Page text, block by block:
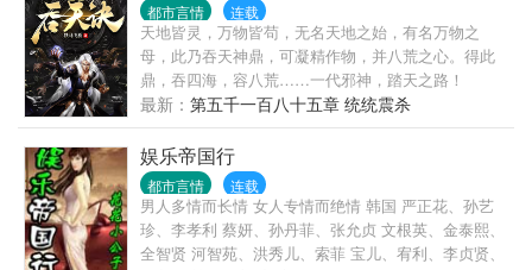
都市言情 连载
天地皆灵，万物皆苟，无名天地之始，有名万物之
母，此乃吞天神鼎，可凝精作物，并八荒之心。得此
鼎，吞四海，容八荒……一代邪神，踏天之路！
最新： 第五千一百八十五章 统统震杀
娱乐帝国行
都市言情 连载
男人多情而长情 女人专情而绝情 韩国 严正花、孙艺
珍、李孝利 蔡妍、孙丹菲、张允贞 文根英、金泰熙、
全智贤 河智苑、洪秀儿、索菲 宝儿、宥利、李贞贤、